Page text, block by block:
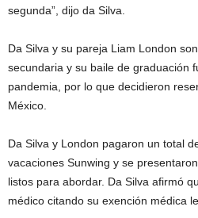
segunda”, dijo da Silva.
Da Silva y su pareja Liam London
secundaria y su baile de graduación
pandemia, por lo que decidieron
México.
Da Silva y London pagaron un total
vacaciones Sunwing y se
listos para abordar. Da Silva afirmó
médico citando su exención médica